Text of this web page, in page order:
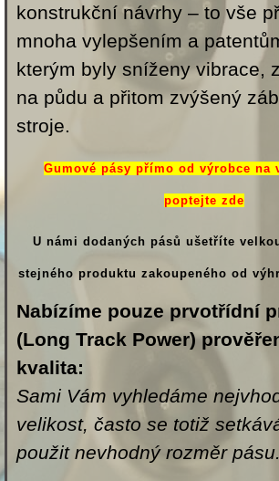
konstrukční návrhy – to vše
mnoha vylepšením a
kterým byly sníženy vibrace,
na půdu a přitom zvýšený
stroje.
Gumové pásy přímo od výrobce na
poptejte zde
U námi dodaných pásů ušetříte
stejného produktu zakoupeného od
Nabízíme pouze prvotřídní
(Long Track Power)
kvalita:
Sami Vám vyhledáme
velikost, často se totiž
použit nevhodný rozměr pásu.